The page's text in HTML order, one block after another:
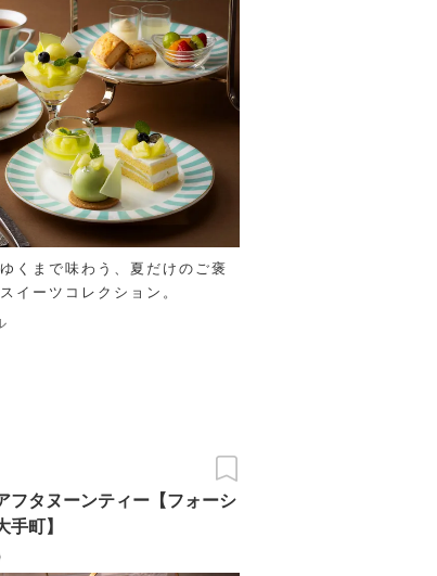
くまで味わう、夏だけのご褒
イーツコレクション。
フタヌーンティー【フォーシ
町】